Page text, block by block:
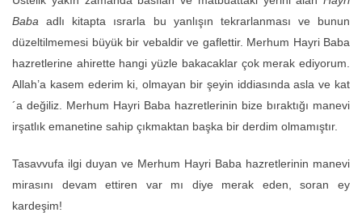
Baba adlı kitapta ısrarla bu yanlışın tekrarlanması ve bunun
düzeltilmemesi büyük bir vebaldir ve gaflettir. Merhum Hayri Baba
hazretlerine ahirette hangi yüzle bakacaklar çok merak ediyorum.
Allah’a kasem ederim ki, olmayan bir şeyin iddiasında asla ve kat
´a değiliz. Merhum Hayri Baba hazretlerinin bize bıraktığı manevi
irşatlık emanetine sahip çıkmaktan başka bir derdim olmamıştır.
Tasavvufa ilgi duyan ve Merhum Hayri Baba hazretlerinin manevi
mirasını devam ettiren var mı diye merak eden, soran ey
kardeşim!